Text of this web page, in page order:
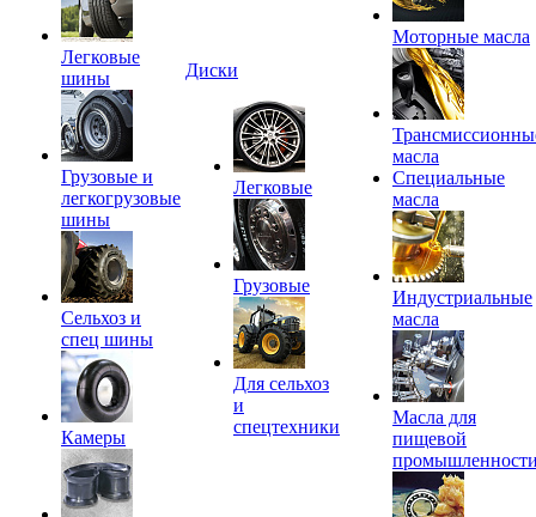
Легковые
шины
Грузовые и
легкогрузовые
шины
Сельхоз и
спец шины
Камеры
Диски
Легковые
Грузовые
Для сельхоз
и
спецтехники
Моторные масла
масла
Специальные
масла
Индустриальные
масла
Масла для
пищевой